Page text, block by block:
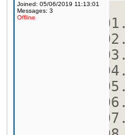
Joined: 05/06/2019 11:13:01
Messages: 3
Offline